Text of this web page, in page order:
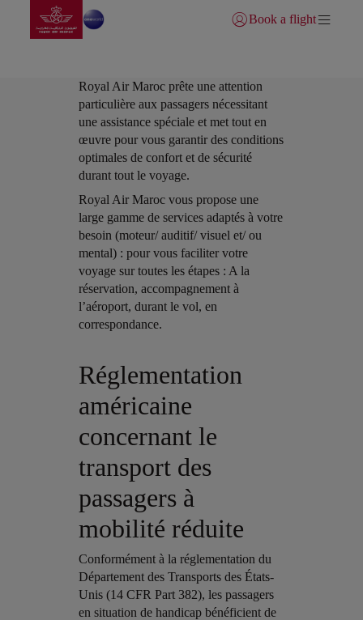
Saut au contenu principal
Aller à la page accueil
Se connecter | S’inscrire)
Book a flight
Royal Air Maroc prête une attention
particulière aux passagers nécessitant
une assistance spéciale et met tout en
œuvre pour vous garantir des conditions
optimales de confort et de sécurité
durant tout le voyage.
Open in a new window
Royal Air Maroc vous propose une
large gamme de services adaptés à votre
besoin (moteur/ auditif/ visuel et/ ou
mental) : pour vous faciliter votre
voyage sur toutes les étapes : A la
réservation, accompagnement à
l’aéroport, durant le vol, en
correspondance.
Réglementation
américaine
concernant le
transport des
passagers à
mobilité réduite
Conformément à la réglementation du
Département des Transports des États-
Unis (14 CFR Part 382), les passagers
en situation de handicap bénéficient de